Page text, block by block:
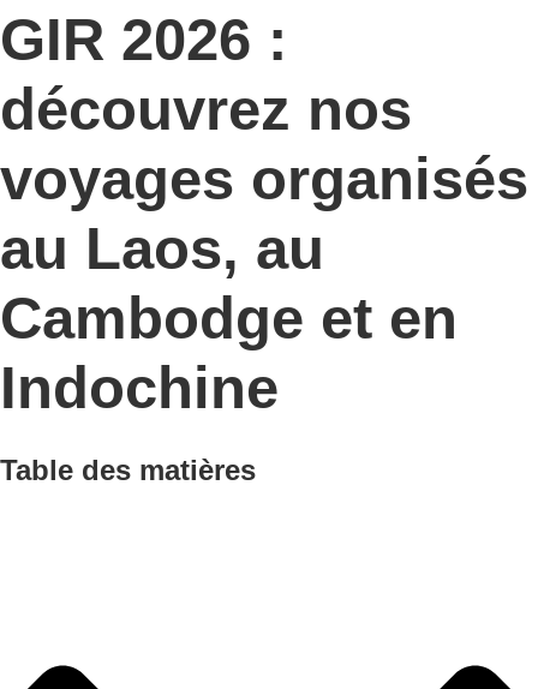
GIR 2026 :
découvrez nos
voyages organisés
au Laos, au
Cambodge et en
Indochine
Table des matières